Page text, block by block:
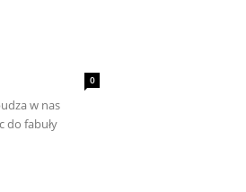
0
w nas
do fabuły